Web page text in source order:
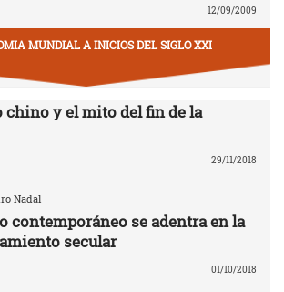
12/09/2009
MUNDIAL A INICIOS DEL SIGLO XXI
y el mito del fin de la
29/11/2018
Nadal
contemporáneo se adentra en la
secular
01/10/2018